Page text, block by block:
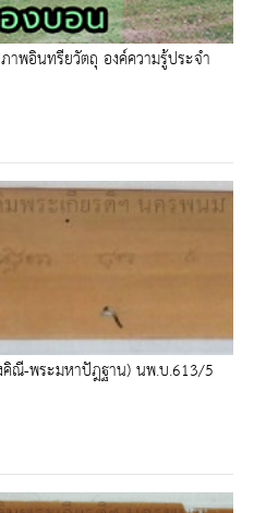
าพอินทรียวัตถุ องค์ความรู้ประจำ
ณี-พระมหาปัฎฐาน) นพ.บ.613/5